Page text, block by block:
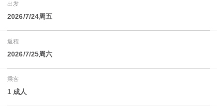
出发
2026/7/24周五
返程
2026/7/25周六
乘客
1 成人